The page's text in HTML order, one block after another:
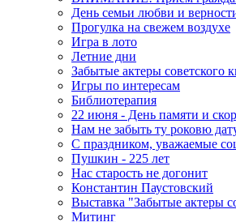
День семьи любви и
Прогулка на свежем воздухе
Игра в лото
Летние дни
Забытые актеры советского
Игры по интересам
Библиотерапия
22 июня - День памяти и
Нам не забыть ту роковю
С праздником, уважаемые
Пушкин - 225 лет
Нас старость не догонит
Константин Паустовский
Выставка "Забытые актеры
Митинг